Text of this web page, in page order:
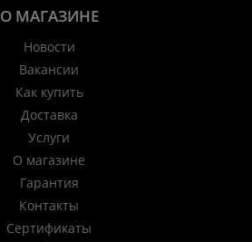
О МАГАЗИНЕ
Новости
Вакансии
Как купить
Доставка
Услуги
О магазине
Гарантия
Контакты
Сертификаты